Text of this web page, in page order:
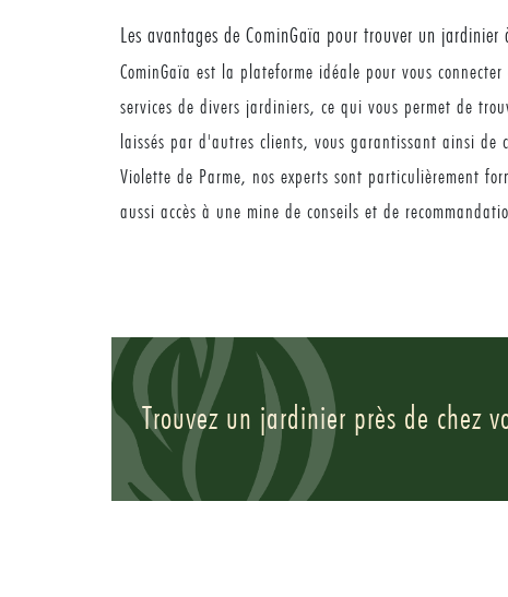
Les avantages de CominGaïa pour trouver un jardinier
CominGaïa est la plateforme idéale pour vous
services de divers jardiniers, ce qui vous permet de
laissés par d'autres clients, vous garantissant ainsi
Violette de Parme, nos experts sont particulièrement
aussi accès à une mine de conseils et de
Trouvez un jardinier près de chez